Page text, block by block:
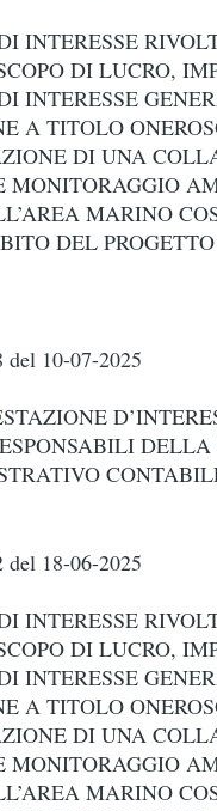
INTERESSE
DI LUCRO,
INTERESSE
A TITOLO
DI UNA
MARINO
DEL
del 10-07-2025
DELLA
del 18-06-2025
INTERESSE
DI LUCRO,
INTERESSE
A TITOLO
DI UNA
MARINO